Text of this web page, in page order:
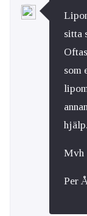
sitta
som
hjälp.
Mvh
Per